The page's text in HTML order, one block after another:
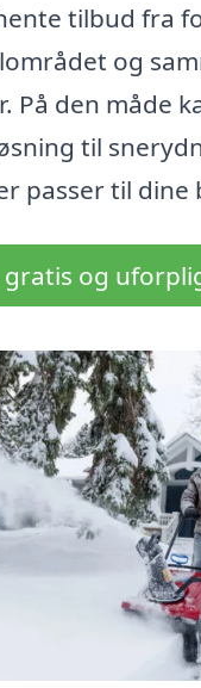
tilbud fra
og
På den måde
til
passer til dine
gratis og